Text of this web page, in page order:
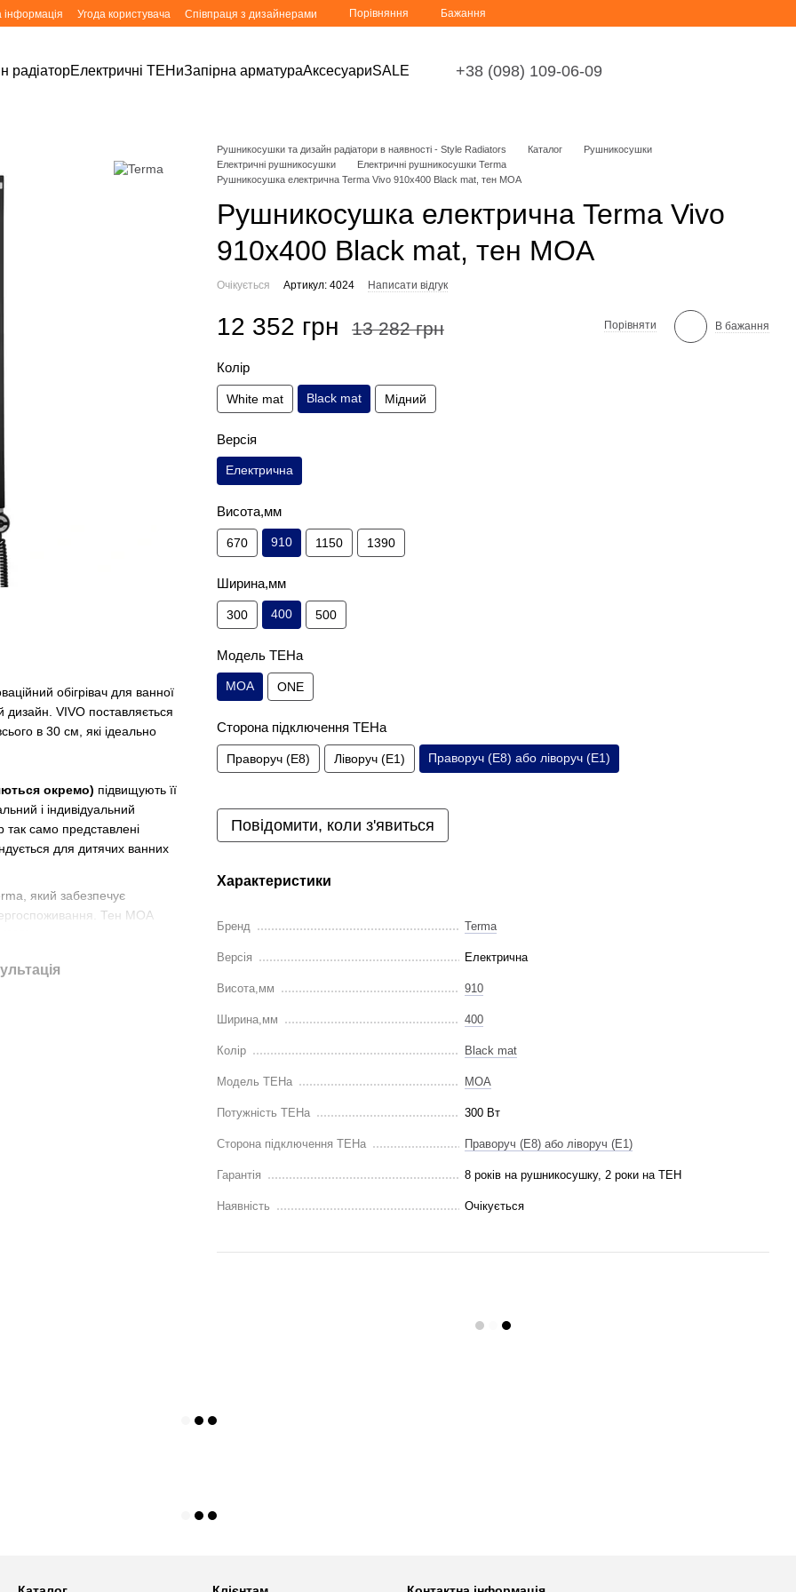
інформація Угода користувача Співпраця з дизайнерами Порівняння Бажання
радіаторЕлектричні ТЕНиЗапірна арматураАксесуариSALE +38 (098) 109-06-09
обігрівач для ванної
дизайн. VIVO поставляється
в 30 см, які ідеально
окремо) підвищують її
і індивідуальний
так само представлені
для дитячих ванних
який забезпечує
Тен МОА
Рушникосушки та дизайн радіатори в наявності - Style Radiators Каталог
Рушникосушки
Електричні рушникосушки
Електричні рушникосушки Terma
Рушникосушка електрична Terma Vivo 910x400 Black mat, тен MOA
Рушникосушка електрична Terma Vivo
910x400 Black mat, тен MOA
Очікується Артикул: 4024 Написати відгук
12 352 грн 13 282 грн Порівняти В бажання
Колір
White mat Black mat Мідний
Версія
Електрична
Висота,мм
670 910 1150 1390
Ширина,мм
300 400 500
Модель ТЕНа
MOA ONE
Сторона підключення ТЕНа
Праворуч (E8) Ліворуч (E1) Праворуч (E8) або ліворуч (E1)
Повідомити, коли з'явиться
Характеристики
Бренд Terma
Версія Електрична
Висота,мм 910
Ширина,мм 400
Колір Black mat
Модель ТЕНа MOA
Потужність ТЕНа 300 Вт
Сторона підключення ТЕНа Праворуч (E8) або ліворуч (E1)
Гарантія 8 років на рушникосушку, 2 роки на ТЕН
Наявність Очікується